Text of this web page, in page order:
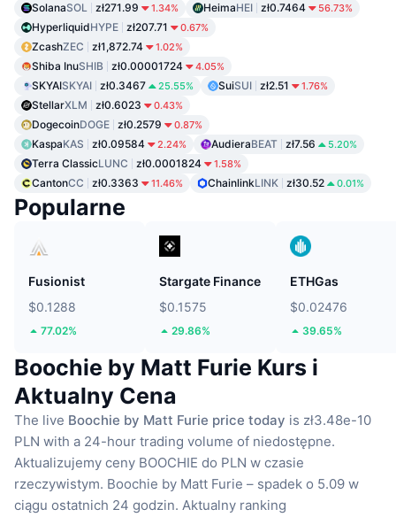
SolanaSOL zł271.99 1.34% HeimaHEI zł0.7464 56.73%
HyperliquidHYPE zł207.71 0.67%
ZcashZEC zł1,872.74 1.02%
Shiba InuSHIB zł0.00001724 4.05%
SKYAISKYAI zł0.3467 25.55% SuiSUI zł2.51 1.76%
StellarXLM zł0.6023 0.43%
DogecoinDOGE zł0.2579 0.87%
KaspaKAS zł0.09584 2.24% AudieraBEAT zł7.56 5.20%
Terra ClassicLUNC zł0.0001824 1.58%
CantonCC zł0.3363 11.46% ChainlinkLINK zł30.52 0.01%
Popularne
Fusionist
$0.1288
77.02%
Stargate Finance
$0.1575
29.86%
ETHGas
$0.02476
39.65%
Boochie by Matt Furie Kurs i
Aktualny Cena
The live Boochie by Matt Furie price today is zł3.48e-10
PLN with a 24-hour trading volume of niedostępne.
Aktualizujemy ceny BOOCHIE do PLN w czasie
rzeczywistym. Boochie by Matt Furie – spadek o 5.09 w
ciągu ostatnich 24 godzin. Aktualny ranking